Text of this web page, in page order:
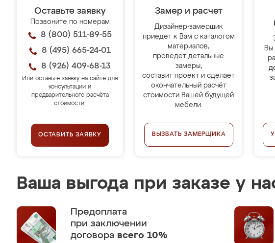
Оставьте заявку
Позвоните по номерам
8 (800) 511-89-55
8 (495) 665-24-01
8 (926) 409-68-13
Или оставьте заявку на сайте для
консультации и
предварительного расчёта
стоимости.
ОСТАВИТЬ ЗАЯВКУ
Замер и расчет
Дизайнер-замерщик
приедет к Вам с каталогом
материалов,
проведёт детальные
замеры,
составит проект и сделает
окончательный расчёт
стоимости Вашей будущей
мебели.
ВЫЗВАТЬ ЗАМЕРЩИКА
Вы
Ваша выгода при заказе у
Предоплата
при заключении
договора всего 10%